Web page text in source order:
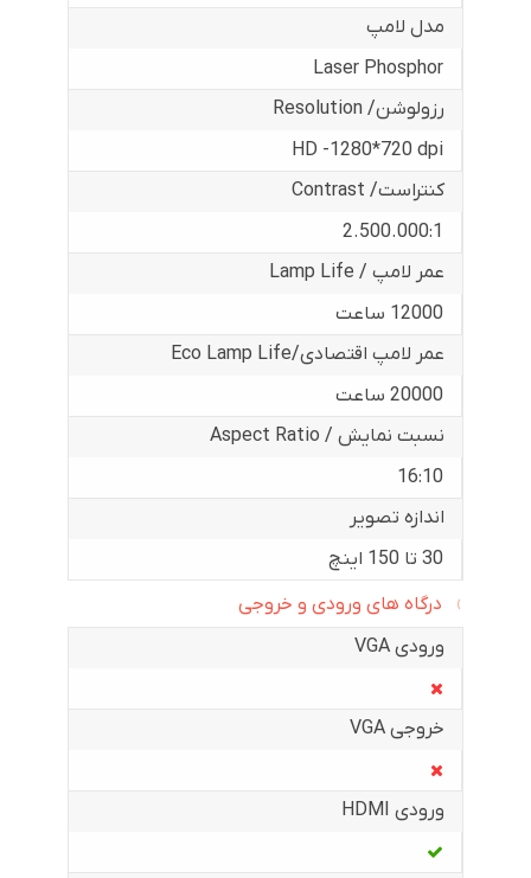
مدل لامپ
Laser Phosphor
رزولوشن/ Resolution
HD -1280*720 dpi
کنتراست/ Contrast
2.500.000:1
عمر لامپ / Lamp Life
12000 ساعت
عمر لامپ اقتصادی/Eco Lamp Life
20000 ساعت
نسبت نمایش / Aspect Ratio
16:10
اندازه تصویر
30 تا 150 اینچ
درگاه های ورودی و خروجی
ورودی VGA
خروجی VGA
ورودی HDMI